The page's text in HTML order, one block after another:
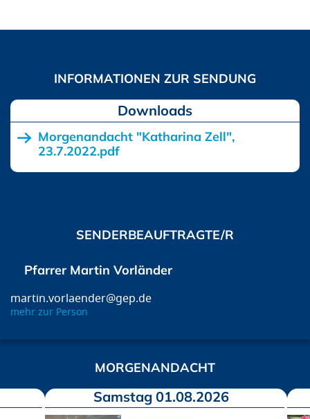
Downloads
Morgenandacht "Katharina Zell",
23.7.2022.pdf
SENDERBEAUFTRAGTE/R
Pfarrer Martin Vorländer
martin.vorlaender@gep.de
mehr zur Person
MORGENANDACHT
Samstag 01.08.2026